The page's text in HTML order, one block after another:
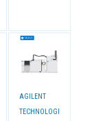
AGILENT
TECHNOLOGIES™